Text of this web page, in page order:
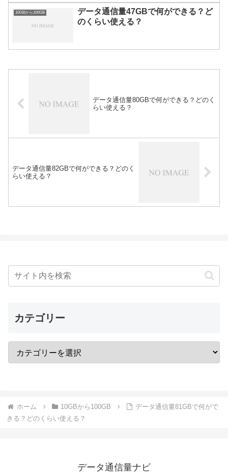
10GBから100GB
データ通信量47GBで何ができる？ど
のくらい使える？
データ通信量80GBで何ができる？どのく
らい使える？
データ通信量82GBで何ができる？どのく
らい使える？
カテゴリー
ホーム 10GBから100GB
データ通信量81GBで何がで
きる？どのくらい使える？
データ通信量ナビ